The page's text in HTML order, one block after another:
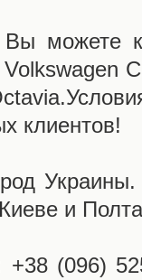
можете
клиентов!
и
+38 (096)